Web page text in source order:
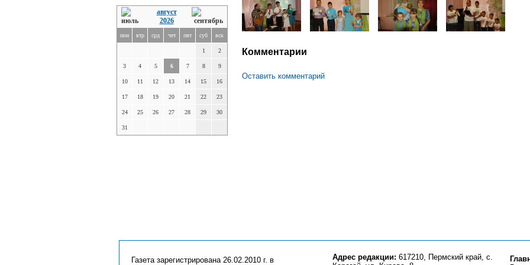
август
2026
пон втр срд чет пят суб вск
1 2
3 4 5 6 7 8 9
10 11 12 13 14 15 16
17 18 19 20 21 22 23
24 25 26 27 28 29 30
31
Комментарии
Оставить комментарий
Газета зарегистрирована 26.02.2010 г. в
Адрес редакции: 617210, Пермский край, с.